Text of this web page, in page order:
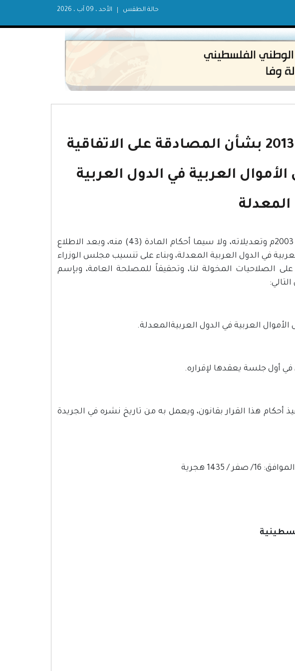
الأحد ، 09 آب ، 2026 حالة الطقس
قرار بقانون رقم (16) لسنة 2013 بشأن المصادقة على الاتفاقية
العربية في الدول العربية
المعدلة
استناداً لأحكام القانون الأساسي المعدل لسنة 2003م وتعديلاته، ولا سيما أحكام المادة (43) منه، وبعد الاطلاع
في الدول العربية المعدلة، وبناء على تنسيب مجلس الوزراء
بتاريخ 2013/10/01م، وبناءً على الصلاحيات المخولة لنا، وتحقيقاً للمصلحة العامة، وبإسم
العربية في الدول العربيةالمعدلة.
أول جلسة يعقدها لإقراره.
هذا القرار بقانون، ويعمل به من تاريخ نشره في الجريدة